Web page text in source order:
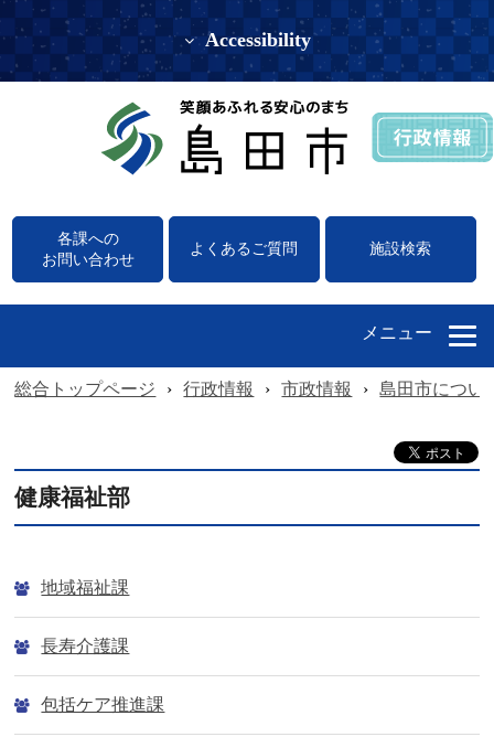
Accessibility
各課への
お問い合わせ
よくあるご質問 施設検索
メニュー
総合トップページ › 行政情報 › 市政情報 › 島田市につい
健康福祉部
地域福祉課
長寿介護課
包括ケア推進課